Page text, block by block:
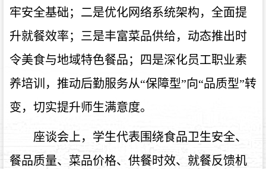
牢安全基础；二是优化网络系统架构，全面提
升就餐效率；三是丰富菜品供给，动态推出时
令美食与地域特色餐品；四是深化员工职业素
养培训，推动后勤服务从“保障型”向“品质型”转
变，切实提升师生满意度。
座谈会上，学生代表围绕食品卫生安全、
餐品质量、菜品价格、供餐时效、就餐反馈机